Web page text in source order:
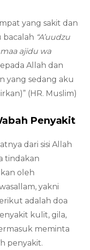
yang sakit dan
bacalah “A’uudzu
ajidu wa
Allah dan
yang sedang aku
(HR. Muslim)
Penyakit
dari sisi Allah
tindakan
oleh
yakni
adalah doa
kulit, gila,
meminta
penyakit.